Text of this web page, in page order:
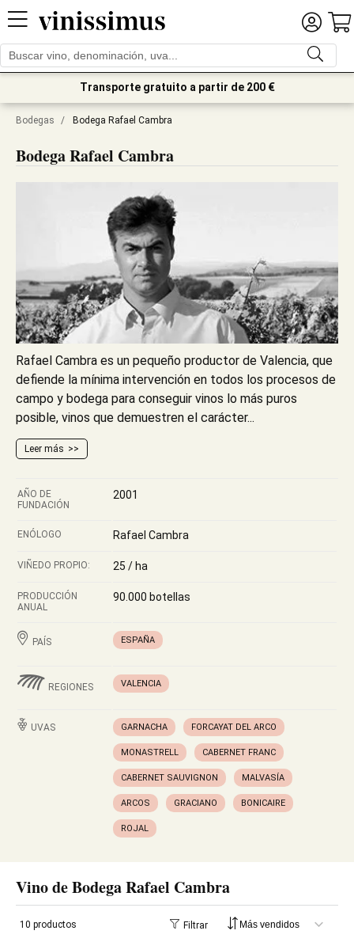
Transporte gratuito a partir de 200 €
Bodegas / Bodega Rafael Cambra
Bodega Rafael Cambra
Rafael Cambra es un pequeño productor de Valencia, que
defiende la mínima intervención en todos los procesos de
campo y bodega para conseguir vinos lo más puros
posible, vinos que demuestren el carácter...
Leer más
AÑO DE
FUNDACIÓN
2001
ENÓLOGO Rafael Cambra
VIÑEDO PROPIO: 25 / ha
PRODUCCIÓN
ANUAL
90.000 botellas
PAÍS ESPAÑA
REGIONES VALENCIA
UVAS GARNACHA FORCAYAT DEL ARCO
MONASTRELL CABERNET FRANC
CABERNET SAUVIGNON MALVASÍA
ARCOS GRACIANO BONICAIRE
ROJAL
Vino de Bodega Rafael Cambra
10 productos Filtrar